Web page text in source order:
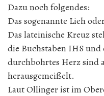
Dazu noch folgendes:
Das sogenannte Lieh
Das lateinische Kreuz
die Buchstaben IHS
durchbohrtes Herz sind
herausgemeißelt.
Laut Ollinger ist im